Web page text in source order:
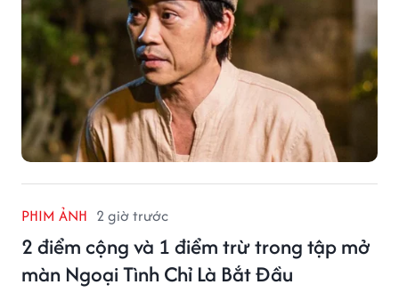
PHIM ẢNH 2 giờ trước
2 điểm cộng và 1 điểm trừ trong tập mở
màn Ngoại Tình Chỉ Là Bắt Đầu